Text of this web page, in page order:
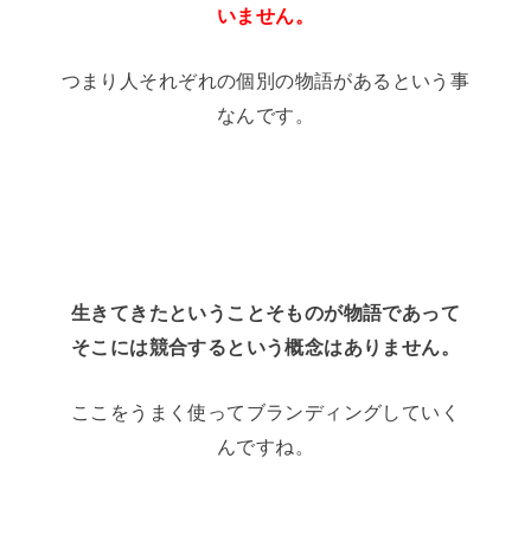
いません。
つまり人それぞれの個別の物語があるという事
なんです。
生きてきたということそものが物語であって
そこには競合するという概念はありません。
ここをうまく使ってブランディングしていく
んですね。